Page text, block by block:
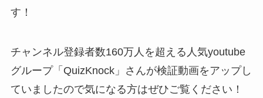
す！
チャンネル登録者数160万人を超える人気youtube
グループ「QuizKnock」さんが検証動画をアップし
ていましたので気になる方はぜひご覧ください！